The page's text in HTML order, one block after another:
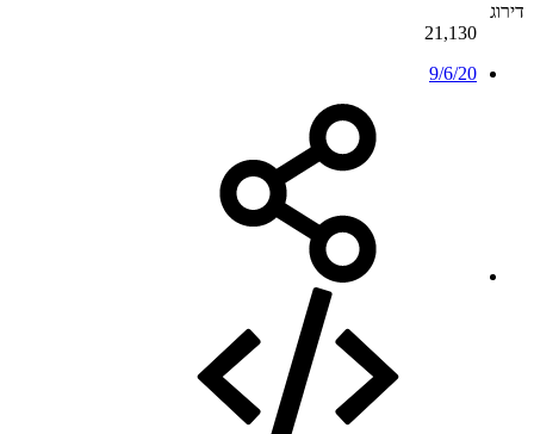
דירוג
21,130
9/6/20